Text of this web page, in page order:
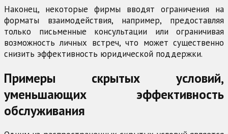
Наконец, некоторые фирмы вводят ограничения на
форматы взаимодействия, например, предоставляя
только письменные консультации или ограничивая
возможность личных встреч, что может существенно
снизить эффективность юридической поддержки.
Примеры скрытых условий,
уменьшающих эффективность
обслуживания